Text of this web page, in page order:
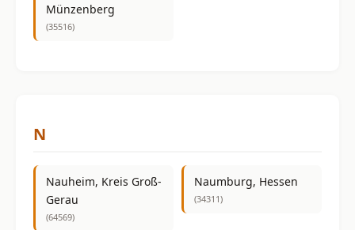
Münzenberg
(35516)
N
Nauheim, Kreis Groß-
Gerau
(64569)
Naumburg, Hessen
(34311)